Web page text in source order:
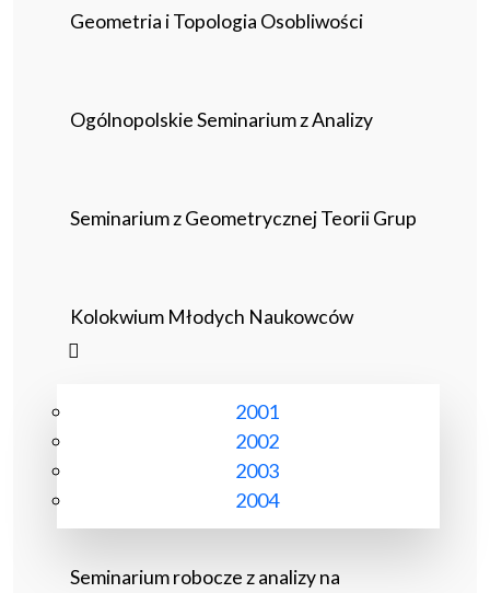
Geometria i Topologia Osobliwości
Ogólnopolskie Seminarium z Analizy
Seminarium z Geometrycznej Teorii Grup
Kolokwium Młodych Naukowców
2001
2002
2003
2004
Seminarium robocze z analizy na